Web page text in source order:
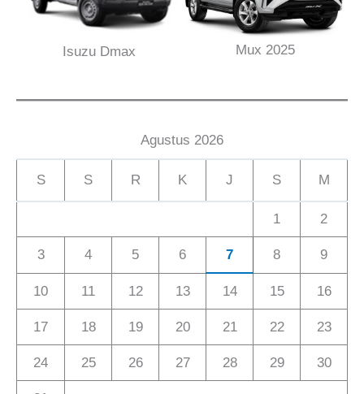
Isuzu Dmax Mux 2025
Agustus 2026
S S R K J S M
1 2
3 4 5 6 7 8 9
10 11 12 13 14 15 16
17 18 19 20 21 22 23
24 25 26 27 28 29 30